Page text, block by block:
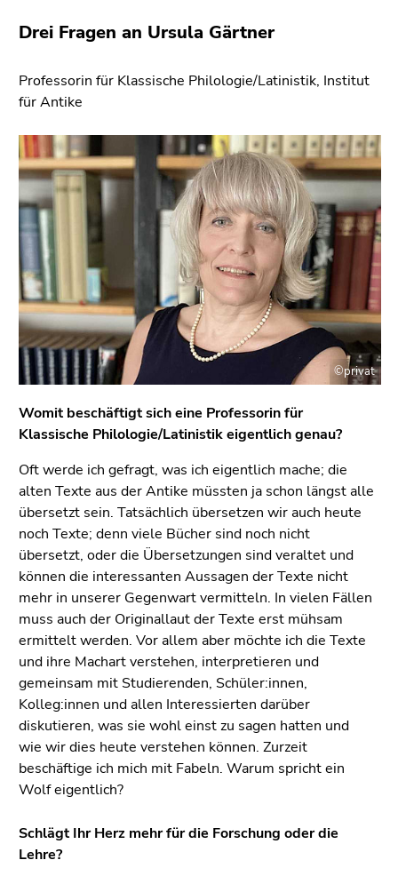
Sie diesen
Zum
Inhalt
1)
Zur
Positionsanzeige
(Zugriffstaste
2)
Zur
Hauptnavigation
(Zugriffstaste
3)
Zur
Unternavigation
(Zugriffstaste
4)
Zu
Zusatzinformationen
(Zugriffstaste
5)
Zu
den
Seiteneinstellungen
(Benutzer/Sprache)
(Zugriffstaste
8)
Zur
Suche
(Zugriffstaste
9)
Drei Fragen an Ursula Gärtner
Professorin für Klassische Philologie/Latinistik, Institut
für Antike
Womit beschäftigt sich eine Professorin für
Klassische Philologie/Latinistik eigentlich genau?
Oft werde ich gefragt, was ich eigentlich mache; die
alten Texte aus der Antike müssten ja schon längst alle
übersetzt sein. Tatsächlich übersetzen wir auch heute
noch Texte; denn viele Bücher sind noch nicht
übersetzt, oder die Übersetzungen sind veraltet und
können die interessanten Aussagen der Texte nicht
mehr in unserer Gegenwart vermitteln. In vielen Fällen
muss auch der Originallaut der Texte erst mühsam
ermittelt werden. Vor allem aber möchte ich die Texte
und ihre Machart verstehen, interpretieren und
gemeinsam mit Studierenden, Schüler:innen,
Kolleg:innen und allen Interessierten darüber
diskutieren, was sie wohl einst zu sagen hatten und
wie wir dies heute verstehen können. Zurzeit
beschäftige ich mich mit Fabeln. Warum spricht ein
Wolf eigentlich?
©privat
Schlägt Ihr Herz mehr für die Forschung oder die
Lehre?